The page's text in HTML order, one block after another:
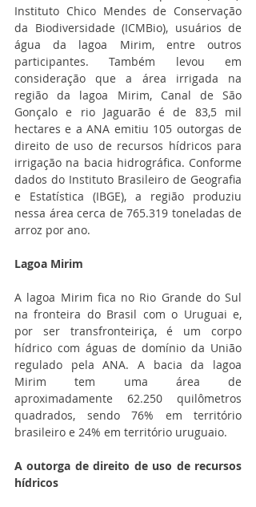
Instituto Chico Mendes de Conservação
da Biodiversidade (ICMBio), usuários de
água da lagoa Mirim, entre outros
participantes. Também levou em
consideração que a área irrigada na
região da lagoa Mirim, Canal de São
Gonçalo e rio Jaguarão é de 83,5 mil
hectares e a ANA emitiu 105 outorgas de
direito de uso de recursos hídricos para
irrigação na bacia hidrográfica. Conforme
dados do Instituto Brasileiro de Geografia
e Estatística (IBGE), a região produziu
nessa área cerca de 765.319 toneladas de
arroz por ano.
Lagoa Mirim
A lagoa Mirim fica no Rio Grande do Sul
na fronteira do Brasil com o Uruguai e,
por ser transfronteiriça, é um corpo
hídrico com águas de domínio da União
regulado pela ANA. A bacia da lagoa
Mirim tem uma área de
aproximadamente 62.250 quilômetros
quadrados, sendo 76% em território
brasileiro e 24% em território uruguaio.
A outorga de direito de uso de recursos
hídricos